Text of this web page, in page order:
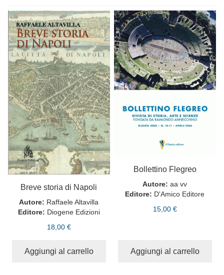
Breve storia di Napoli
Autore: Raffaele Altavilla
Editore: Diogene Edizioni
18,00 €
Aggiungi al carrello
Bollettino Flegreo
Autore: aa vv
Editore: D'Amico Editore
15,00 €
Aggiungi al carrello